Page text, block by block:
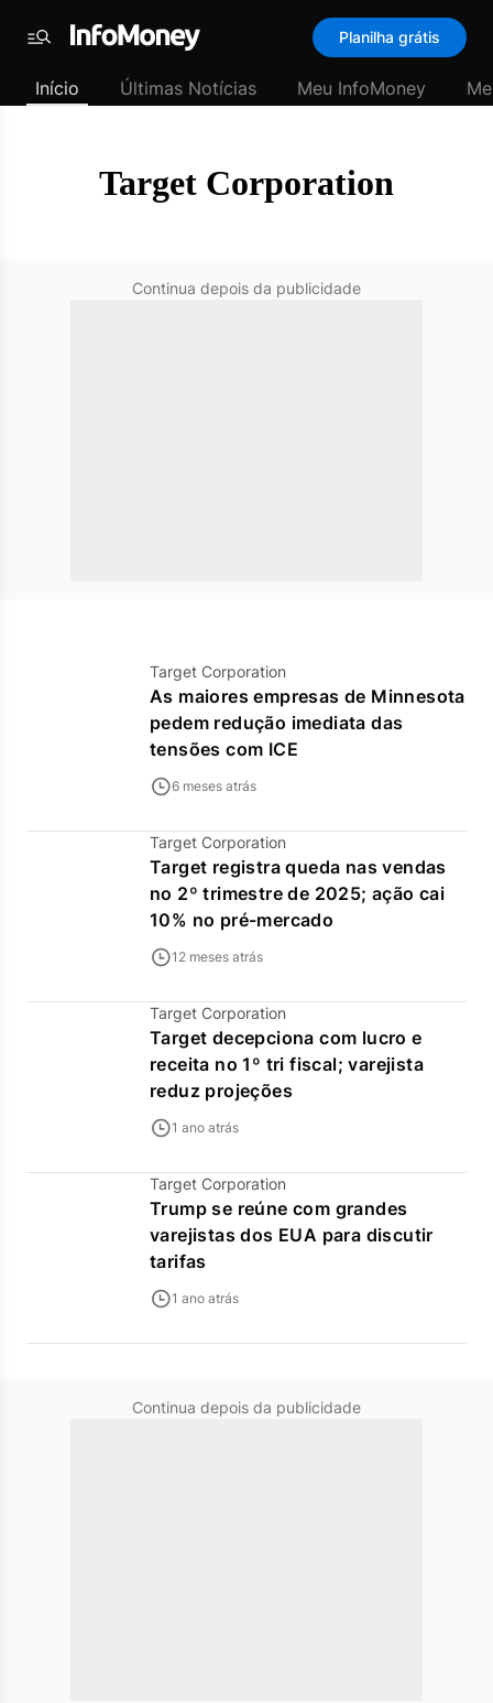
Padrão
Últimas
Menu
Planilha grátis
Início Últimas Notícias Meu InfoMoney
Target Corporation
Continua depois da publicidade
Target Corporation
As maiores empresas de Minnesota
pedem redução imediata das
tensões com ICE
6 meses atrás
Target Corporation
Target registra queda nas vendas
no 2º trimestre de 2025; ação cai
10% no pré-mercado
12 meses atrás
Target Corporation
Target decepciona com lucro e
receita no 1º tri fiscal; varejista
reduz projeções
1 ano atrás
Target Corporation
Trump se reúne com grandes
varejistas dos EUA para discutir
tarifas
1 ano atrás
Continua depois da publicidade